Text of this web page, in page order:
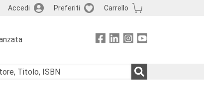
Accedi Preferiti Carrello